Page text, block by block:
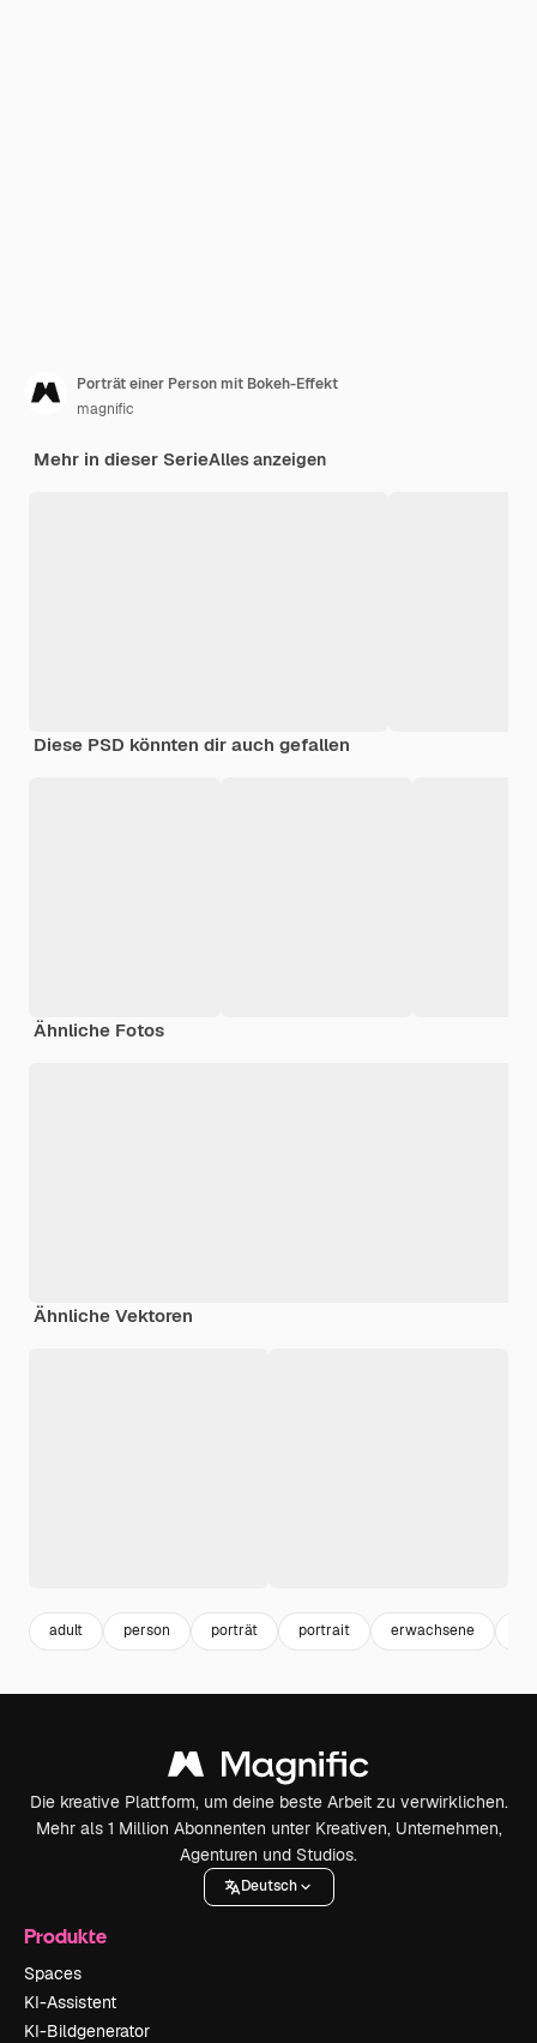
Porträt einer Person mit Bokeh-Effekt
magnific
Mehr in dieser SerieAlles anzeigen
Diese PSD könnten dir auch gefallen
Ähnliche Fotos
Ähnliche Vektoren
adult person porträt portrait erwachsene
Die kreative Plattform, um deine beste Arbeit zu verwirklichen.
Mehr als 1 Million Abonnenten unter Kreativen, Unternehmen,
Agenturen und Studios.
Deutsch
Produkte
Spaces
KI-Assistent
KI-Bildgenerator